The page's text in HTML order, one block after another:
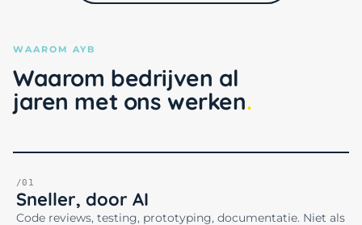
WAAROM AYB
Waarom bedrijven al
jaren met ons werken
/01
Sneller, door AI
Code reviews, testing, prototyping, documentatie. Niet als